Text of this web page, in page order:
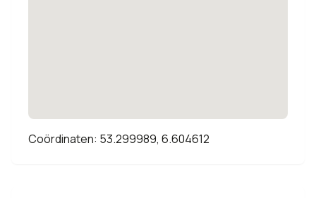
Coördinaten: 53.299989, 6.604612